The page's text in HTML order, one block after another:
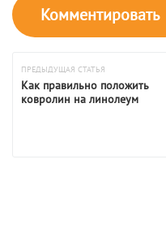
ПРЕДЫДУЩАЯ СТАТЬЯ
Как правильно положить
ковролин на линолеум